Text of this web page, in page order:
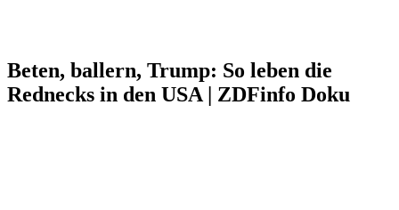
Beten, ballern, Trump: So leben die
Rednecks in den USA | ZDFinfo Doku